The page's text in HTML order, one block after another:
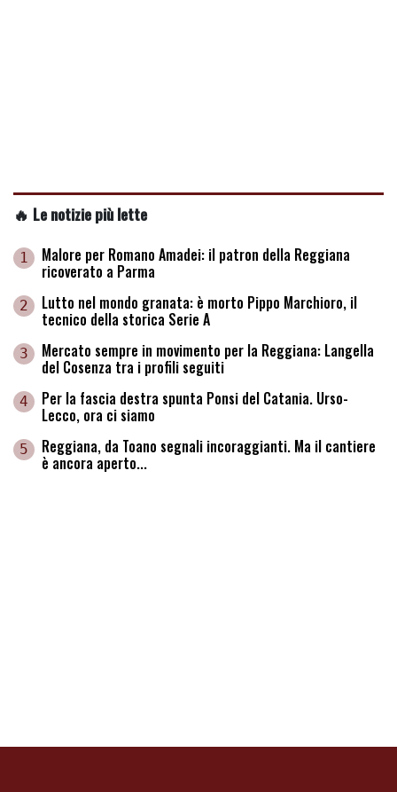
🔥 Le notizie più lette
1 Malore per Romano Amadei: il patron della Reggiana
ricoverato a Parma
2 Lutto nel mondo granata: è morto Pippo Marchioro, il
tecnico della storica Serie A
3 Mercato sempre in movimento per la Reggiana: Langella
del Cosenza tra i profili seguiti
4 Per la fascia destra spunta Ponsi del Catania. Urso-
Lecco, ora ci siamo
5 Reggiana, da Toano segnali incoraggianti. Ma il cantiere
è ancora aperto...